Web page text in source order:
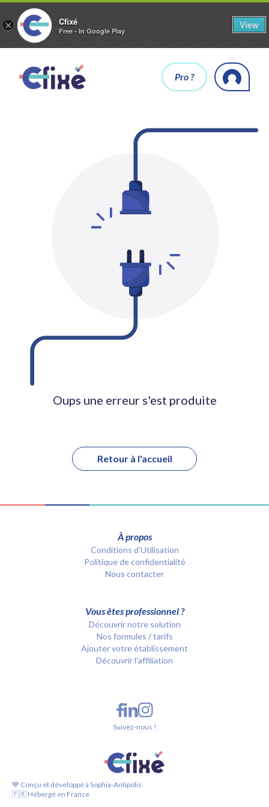
× Cfixé
Free - In Google Play
View
Pro ?
Oups une erreur s'est produite
Retour à l'accueil
À propos
Conditions d’Utilisation
Politique de confidentialité
Nous contacter
Vous êtes professionnel ?
Découvrir notre solution
Nos formules / tarifs
Ajouter votre établissement
Découvrir l'affiliation
💙 Conçu et développé à Sophia-Antipolis
🇫🇷 Hébergé en France
Suivez-nous !